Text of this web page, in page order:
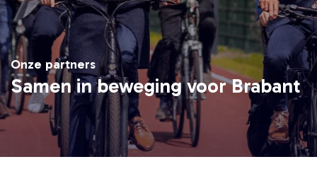
Onze partners
Samen in beweging voor Brabant